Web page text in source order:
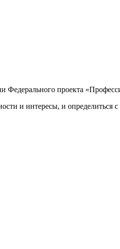
проекта
и интересы, и определиться